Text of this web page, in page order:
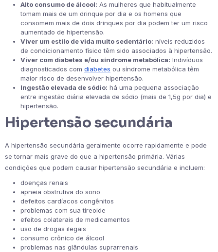
Alto consumo de álcool: As mulheres que habitualmente
tomam mais de um drinque por dia e os homens que
consomem mais de dois drinques por dia podem ter um risco
aumentado de hipertensão.
Viver um estilo de vida muito sedentário: níveis reduzidos
de condicionamento físico têm sido associados à hipertensão.
Viver com diabetes e/ou síndrome metabólica: Indivíduos
diagnosticados com diabetes ou síndrome metabólica têm
maior risco de desenvolver hipertensão.
Ingestão elevada de sódio: há uma pequena associação
entre ingestão diária elevada de sódio (mais de 1,5g por dia) e
hipertensão.
Hipertensão secundária
A hipertensão secundária geralmente ocorre rapidamente e pode
se tornar mais grave do que a hipertensão primária. Várias
condições que podem causar hipertensão secundária e incluem:
doenças renais
apneia obstrutiva do sono
defeitos cardíacos congênitos
problemas com sua tireoide
efeitos colaterais de medicamentos
uso de drogas ilegais
consumo crônico de álcool
problemas nas glândulas suprarrenais